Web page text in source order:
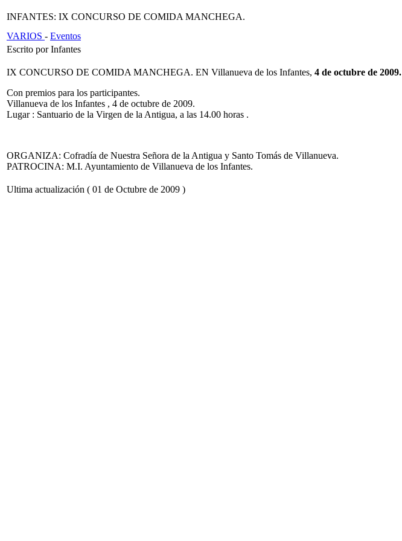
INFANTES: IX CONCURSO DE COMIDA MANCHEGA.
VARIOS - Eventos
Escrito por Infantes
IX CONCURSO DE COMIDA MANCHEGA. EN Villanueva de los Infantes, 4 de octubre de 2009.
Con premios para los participantes.
Villanueva de los Infantes , 4 de octubre de 2009.
Lugar : Santuario de la Virgen de la Antigua, a las 14.00 horas .
ORGANIZA: Cofradía de Nuestra Señora de la Antigua y Santo Tomás de Villanueva.
PATROCINA: M.I. Ayuntamiento de Villanueva de los Infantes.
Ultima actualización ( 01 de Octubre de 2009 )